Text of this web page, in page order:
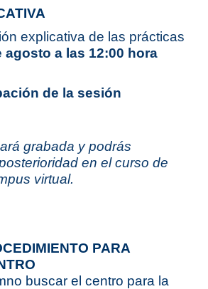
explicativa de las prácticas
agosto a las 12:00 hora
de la sesión
grabada y podrás
en el curso de
virtual.
PARA
buscar el centro para la